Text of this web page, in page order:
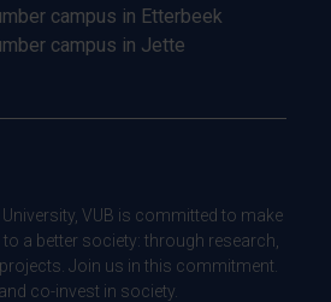
campus in Etterbeek
campus in Jette
VUB is committed to make
a better society: through research,
Join us in this commitment.
co-invest in society.